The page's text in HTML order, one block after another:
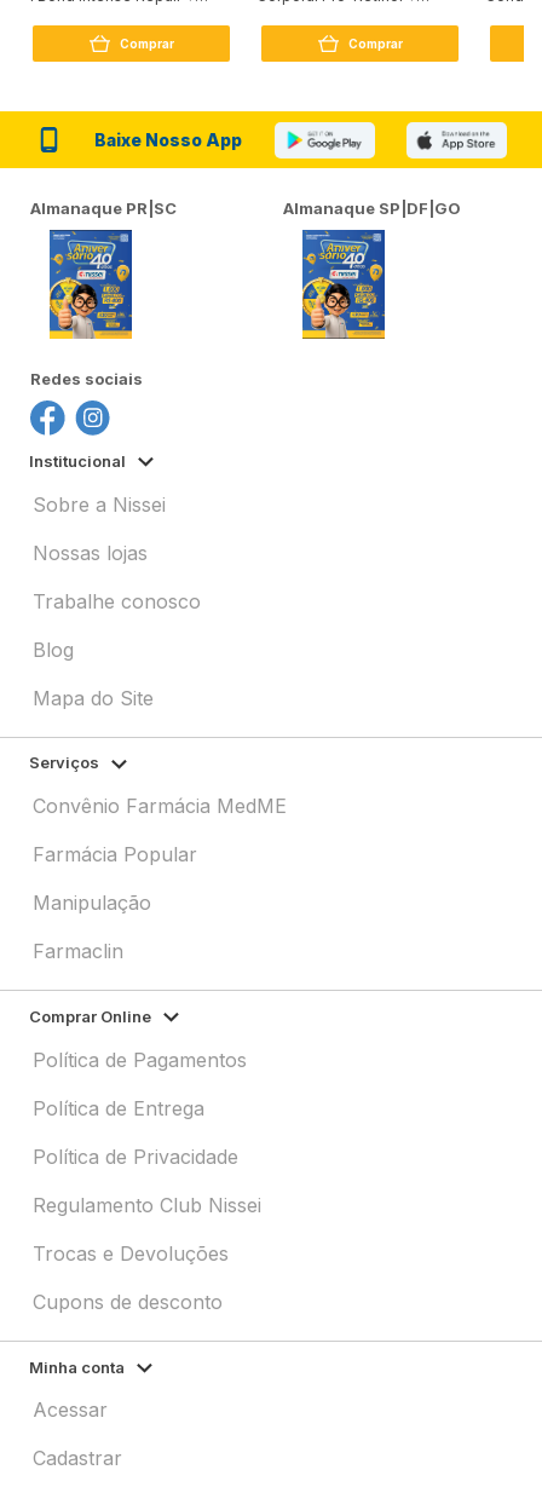
Comprar Comprar
Baixe Nosso App
Almanaque PR|SC Almanaque SP|DF|GO
Redes sociais
Institucional
Sobre a Nissei
Nossas lojas
Trabalhe conosco
Blog
Mapa do Site
Serviços
Convênio Farmácia MedME
Farmácia Popular
Manipulação
Farmaclin
Comprar Online
Política de Pagamentos
Política de Entrega
Política de Privacidade
Regulamento Club Nissei
Trocas e Devoluções
Cupons de desconto
Minha conta
Acessar
Cadastrar